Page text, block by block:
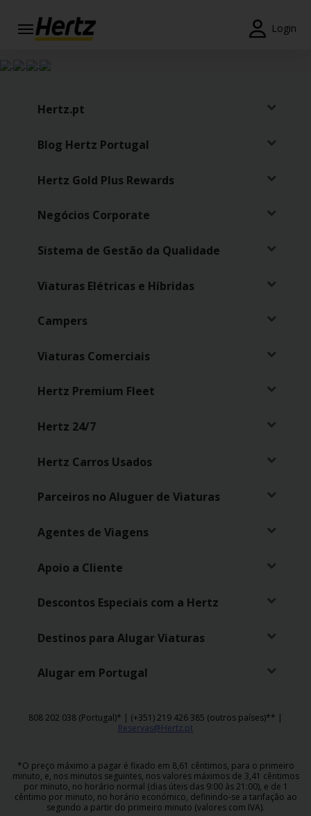
Login
Campanhas
Join /
Overview
PT/PT
Ajuda
Carrinhas
Carros
Premium
Produtos
Serviços
Campers
Alugueres
Gold+
Hertz.pt
Blog Hertz Portugal
Hertz Gold Plus Rewards
Negócios Corporate
Sistema de Gestão da Qualidade
Viaturas Elétricas e Híbridas
Campers
Viaturas Comerciais
Hertz Premium Fleet
Hertz 24/7
Hertz Carros Usados
Parceiros no Aluguer de Viaturas
Agentes de Viagens
Apoio a Cliente
Descontos Especiais com a Hertz
Destinos para Alugar Viaturas
Alugar em Portugal
808 202 038 (Portugal)* | (+351) 219 426 385 (outros países)** |
Reservas@Hertz.pt
*O preço máximo a pagar é fixado em 8,61 cêntimos, para o primeiro
minuto, e, nos minutos seguintes, nos valores máximos de 3,41 cêntimos
por minuto, no horário normal (dias úteis das 9:00 às 21:00), e de 1
cêntimo por minuto, no horário económico, definindo-se a tarifação ao
segundo a partir do primeiro minuto (valores com IVA).